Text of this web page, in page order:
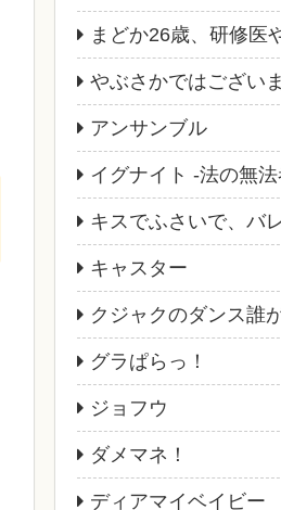
まどか26歳、研修医
やぶさかではござい
アンサンブル
イグナイト -法の無
キスでふさいで、バ
キャスター
クジャクのダンス誰
グラぱらっ！
ジョフウ
ダメマネ！
ディアマイベイビー